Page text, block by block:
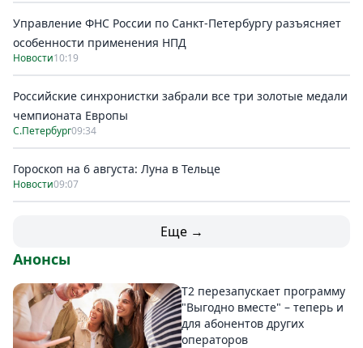
Управление ФНС России по Санкт-Петербургу разъясняет
особенности применения НПД
Новости10:19
Российские синхронистки забрали все три золотые медали
чемпионата Европы
С.Петербург09:34
Гороскоп на 6 августа: Луна в Тельце
Новости09:07
Еще →
Анонсы
Т2 перезапускает программу
"Выгодно вместе" – теперь и
для абонентов других
операторов